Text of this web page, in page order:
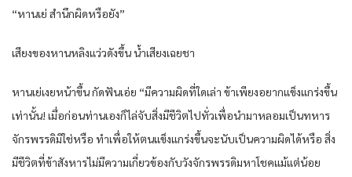
“หานเย่ สำนึกผิดหรือยัง”
เสียงของหานหลิงแว่วดังขึ้น น้ำเสียงเฉยชา
หานเย่เงยหน้าขึ้น กัดฟันเอ่ย “มีความผิดที่ใดเล่า ข้าเพียงอยากแข็งแกร่งขึ้น
เท่านั้น! เมื่อก่อนท่านเองก็ไล่จับสิ่งมีชีวิตไปทั่วเพื่อนำมาหลอมเป็นทหาร
จักรพรรดิมิใช่หรือ ทำเพื่อให้ตนแข็งแกร่งขึ้นจะนับเป็นความผิดได้หรือ สิ่ง
มีชีวิตที่ข้าสังหารไม่มีความเกี่ยวข้องกับวังจักรพรรดิมหาโชคแม้แต่น้อย